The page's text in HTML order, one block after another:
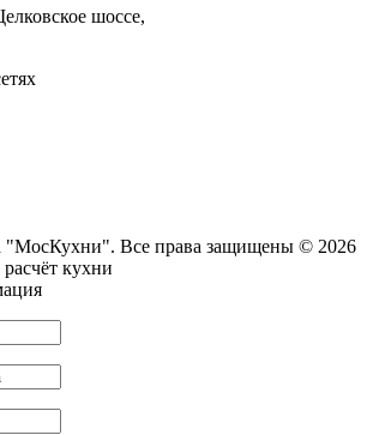
шоссе,
"МосКухни". Все права защищены © 2026
расчёт кухни